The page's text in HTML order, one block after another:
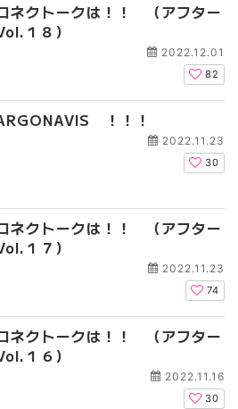
ネクトークは！！ （アフター
１８）
2022.12.01
82
！！！
2022.11.23
30
ネクトークは！！ （アフター
１７）
2022.11.23
74
ネクトークは！！ （アフター
１６）
2022.11.16
30